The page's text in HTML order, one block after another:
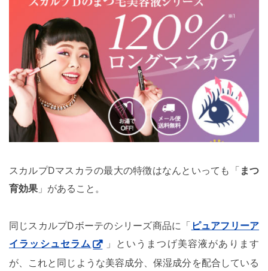
スカルプDマスカラの最大の特徴はなんといっても「 まつ
育効果 」があること。
同じスカルプDボーテのシリーズ商品に「 ピュアフリーア
イラッシュセラム
」というまつげ美容液があります
が、これと同じような美容成分、保湿成分を配合している